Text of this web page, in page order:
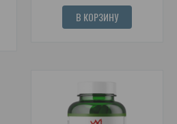
В КОРЗИНУ